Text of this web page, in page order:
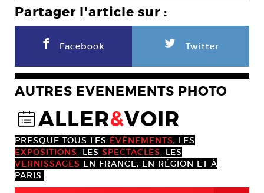
Partager l'article sur :
F Facebook L Twitter
AUTRES EVENEMENTS PHOTO
@ALLER&VOIR
PRESQUE TOUS LES ÉVÈNEMENTS, LES
EXPOSITIONS, LES SPECTACLES, LES
VERNISSAGES EN FRANCE, EN RÉGION ET À
PARIS.